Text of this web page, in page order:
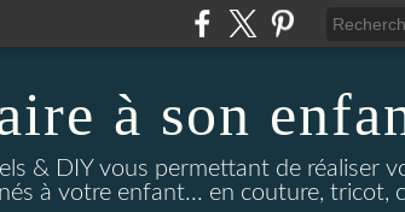
à son
& DIY vous permettant de réaliser
à votre enfant... en couture, tricot,